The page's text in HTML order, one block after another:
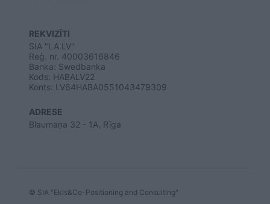
REKVIZĪTI
SIA "LA.LV"
Reģ. nr. 40003616846
Banka: Swedbanka
Kods: HABALV22
Konts: LV64HABA0551043479309
ADRESE
Blaumaņa 32 - 1A, Rīga
© SIA "Ekis&Co-Positioning and Consulting"